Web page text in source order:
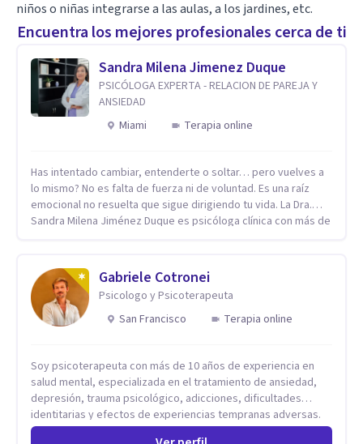
niños o niñas integrarse a las aulas, a los jardines, etc.
Encuentra los mejores profesionales cerca de ti
Sandra Milena Jimenez Duque
PSICÓLOGA EXPERTA - RELACION DE PAREJA Y
ANSIEDAD
Miami
Terapia online
Has intentado cambiar, entenderte o soltar… pero vuelves a
lo mismo? No es falta de fuerza ni de voluntad. Es una raíz
emocional no resuelta que sigue dirigiendo tu vida. La Dra.
Sandra Milena Jiménez Duque es psicóloga clínica con más de
ansiedad, la baja autoestima, la dependencia emocional y los
conflictos de pareja. Ha trabajado con pacientes en
diferentes países, acompañando procesos complejos. Su
enfoque terapéutico se diferencia por una premisa clara: no
sistema emocional, reprocesamiento de heridas de la
infancia y reestructuración cognitiva profunda, permitiendo
transformar patrones, emociones y decisiones desde su
origen. Si buscas un proceso superficial, este no es el lugar.
Pero si estás listo(a) para comprender, sanar y transformar la
Gabriele Cotronei
Psicologo y Psicoterapeuta
San Francisco
Terapia online
Soy psicoterapeuta con más de 10 años de experiencia en
salud mental, especializada en el tratamiento de ansiedad,
depresión, trauma psicológico, adicciones, dificultades
identitarias y efectos de experiencias tempranas adversas.
Ofrezco un espacio terapéutico seguro, confidencial y